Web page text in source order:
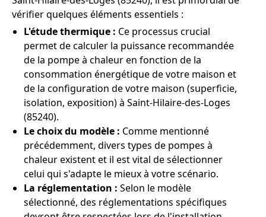
vérifier quelques éléments essentiels :
L'étude thermique : Ce processus crucial
permet de calculer la puissance recommandée
de la pompe à chaleur en fonction de la
consommation énergétique de votre maison et
de la configuration de votre maison (superficie,
isolation, exposition) à Saint-Hilaire-des-Loges
(85240).
Le choix du modèle : Comme mentionné
précédemment, divers types de pompes à
chaleur existent et il est vital de sélectionner
celui qui s'adapte le mieux à votre scénario.
La réglementation : Selon le modèle
sélectionné, des réglementations spécifiques